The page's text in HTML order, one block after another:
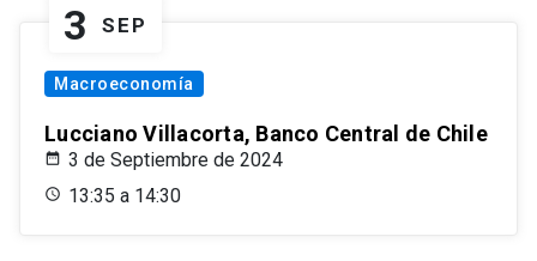
3 SEP
Macroeconomía
Lucciano Villacorta, Banco Central de Chile
3 de Septiembre de 2024
13:35 a 14:30